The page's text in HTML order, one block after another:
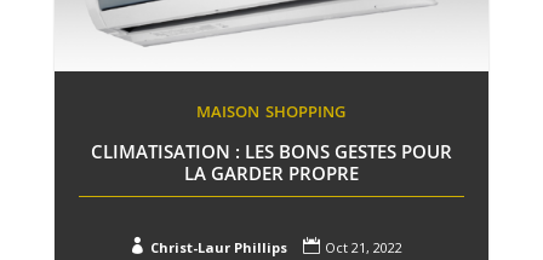
MAISON SHOPPING
CLIMATISATION : LES BONS GESTES POUR
LA GARDER PROPRE
 Christ-Laur Phillips  Oct 21, 2022